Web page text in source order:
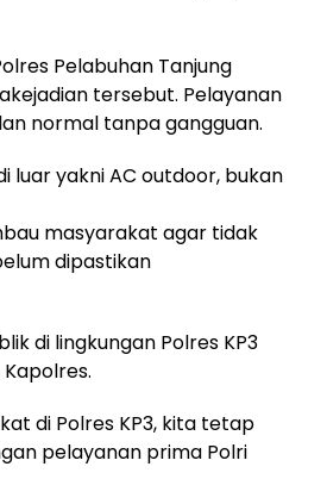
Pelabuhan Tanjung
tersebut. Pelayanan
normal tanpa gangguan.
luar yakni AC outdoor, bukan
masyarakat agar tidak
dipastikan
di lingkungan Polres KP3
di Polres KP3, kita tetap
pelayanan prima Polri